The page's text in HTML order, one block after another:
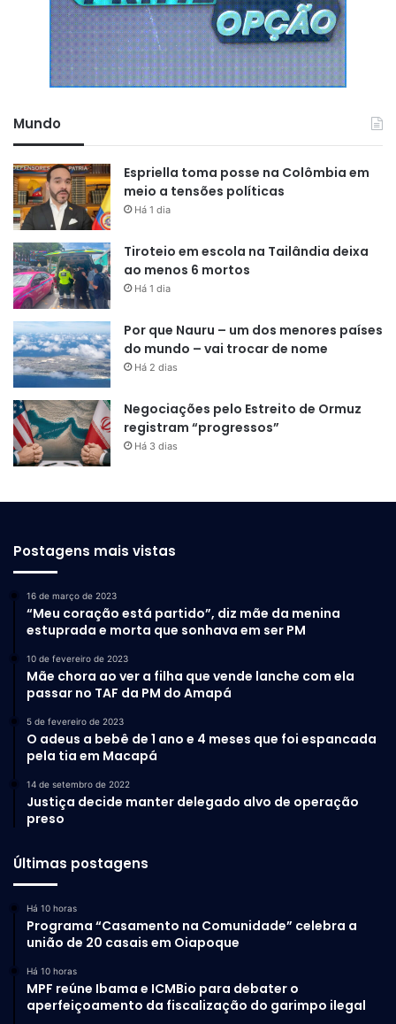
Mundo
Espriella toma posse na Colômbia em
meio a tensões políticas
Há 1 dia
Tiroteio em escola na Tailândia deixa
ao menos 6 mortos
Há 1 dia
Por que Nauru – um dos menores países
do mundo – vai trocar de nome
Há 2 dias
Negociações pelo Estreito de Ormuz
registram “progressos”
Há 3 dias
Postagens mais vistas
16 de março de 2023
“Meu coração está partido”, diz mãe da menina
estuprada e morta que sonhava em ser PM
10 de fevereiro de 2023
Mãe chora ao ver a filha que vende lanche com ela
passar no TAF da PM do Amapá
5 de fevereiro de 2023
O adeus a bebê de 1 ano e 4 meses que foi espancada
pela tia em Macapá
14 de setembro de 2022
Justiça decide manter delegado alvo de operação
preso
Últimas postagens
Há 10 horas
Programa “Casamento na Comunidade” celebra a
união de 20 casais em Oiapoque
Há 10 horas
MPF reúne Ibama e ICMBio para debater o
aperfeiçoamento da fiscalização do garimpo ilegal